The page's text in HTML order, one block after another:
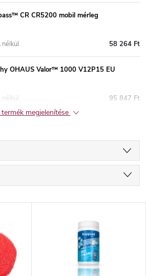
CR CR5200 mobil mérleg
58 264 Ft
OHAUS Valor™ 1000 V12P15 EU
95 847 Ft
megjelenítése